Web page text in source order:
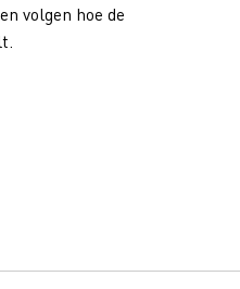
volgen hoe de